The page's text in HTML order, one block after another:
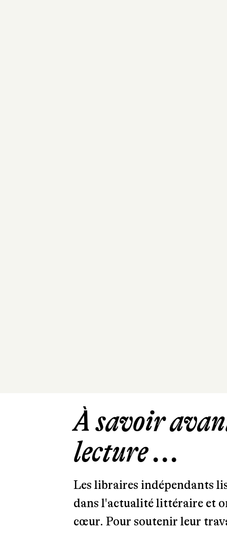
À savoir
lecture ...
Les libraires indépendants
dans l'actualité littéraire et
cœur. Pour soutenir leur